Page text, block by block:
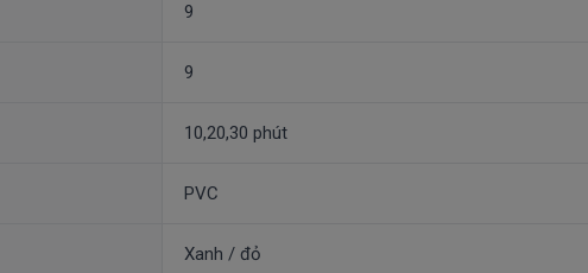
9
9
10,20,30 phút
PVC
Xanh / đỏ